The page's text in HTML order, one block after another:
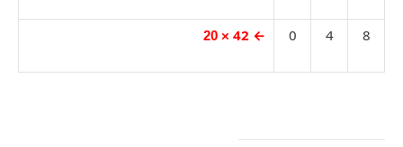
8
4
0
← 42
× 20